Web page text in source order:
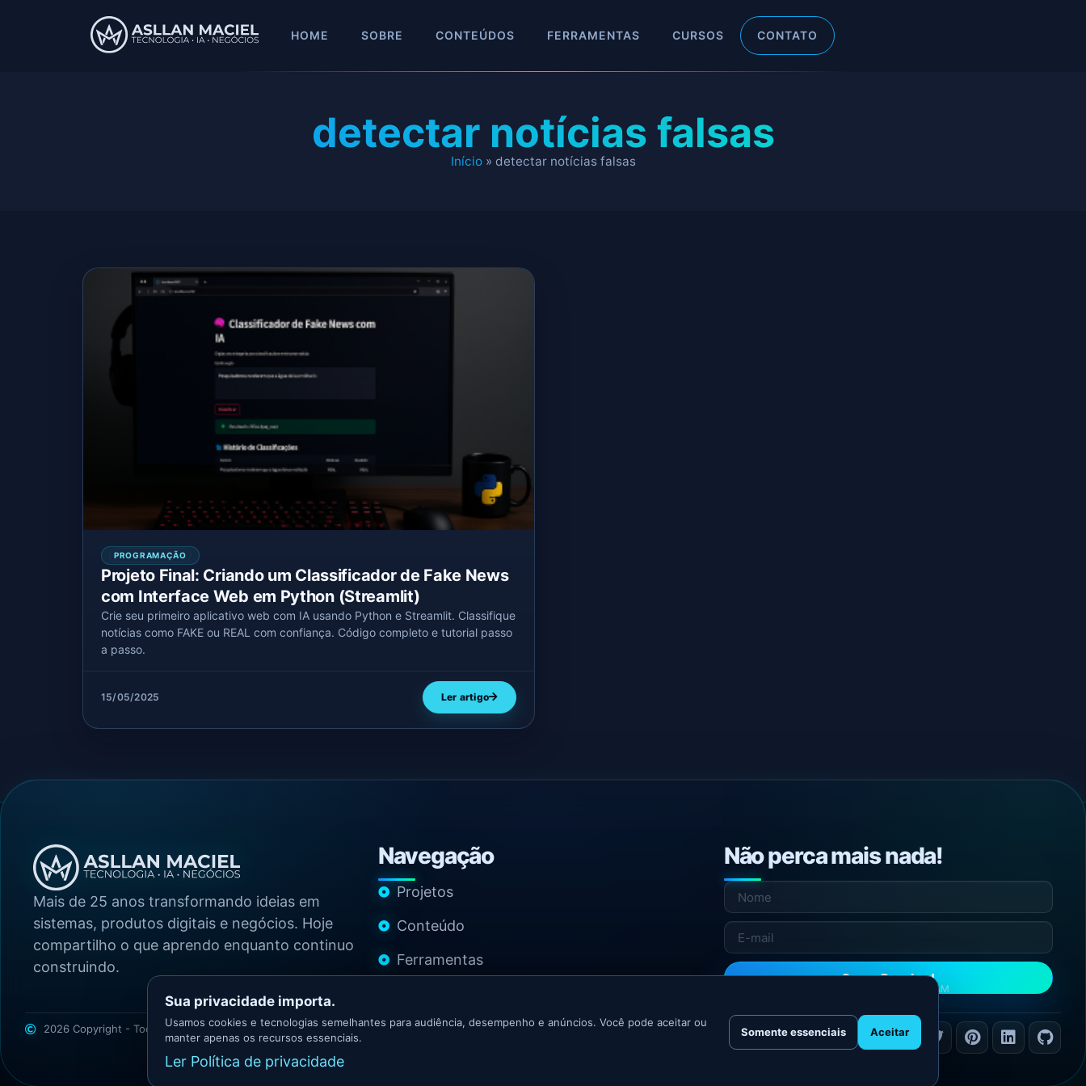
HOME SOBRE CONTEÚDOS FERRAMENTAS CURSOS CONTATO
detectar notícias falsas
Início» detectar notícias falsas
PROGRAMAÇÃO
Projeto Final: Criando um Classificador de Fake News
com Interface Web em Python (Streamlit)
Crie seu primeiro aplicativo web com IA usando Python e Streamlit. Classifique
notícias como FAKE ou REAL com confiança. Código completo e tutorial passo
a passo.
15/05/2025 Ler artigo
Mais de 25 anos transformando ideias em
sistemas, produtos digitais e negócios. Hoje
compartilho o que aprendo enquanto continuo
construindo.
Navegação
Projetos
Conteúdo
Ferramentas
Não perca mais nada!
Quero Receber!
NÃO ENVIAMOS SPAM
2026 Copyright - Todos os direitos reservadosAsllan Maciel - Growth Marketer
Sua privacidade importa.
Usamos cookies e tecnologias semelhantes para audiência, desempenho e anúncios. Você pode aceitar ou
manter apenas os recursos essenciais.
Ler Política de privacidade
Somente essenciais Aceitar